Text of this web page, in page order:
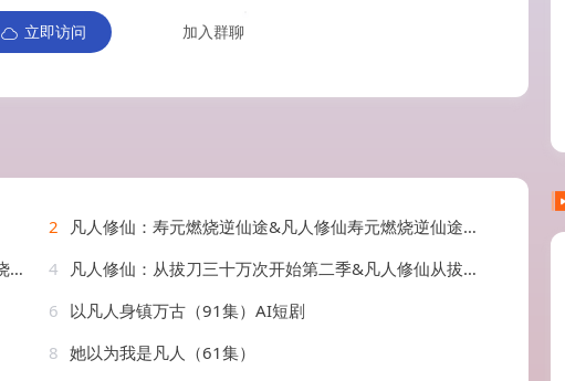
立即访问 加入群聊
2
凡人修仙：寿元燃烧逆仙途&凡人修仙寿元燃烧逆仙途（97集）AI短剧
4
凡人修仙：从拔刀三十万次开始第二季&凡人修仙从拔刀三十万次开始第二季（121集）AI短剧
6 以凡人身镇万古（91集）AI短剧
8 她以为我是凡人（61集）